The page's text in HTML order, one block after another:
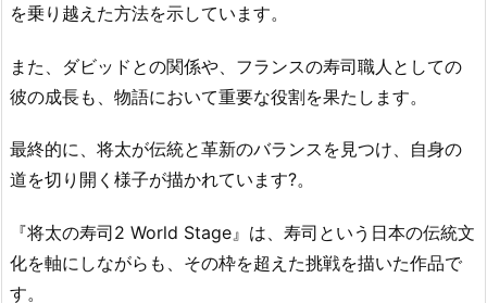
を乗り越えた方法を示しています。
また、ダビッドとの関係や、フランスの寿司職人としての
彼の成長も、物語において重要な役割を果たします。
最終的に、将太が伝統と革新のバランスを見つけ、自身の
道を切り開く様子が描かれています?。
『将太の寿司2 World Stage』は、寿司という日本の伝統文
化を軸にしながらも、その枠を超えた挑戦を描いた作品で
す。